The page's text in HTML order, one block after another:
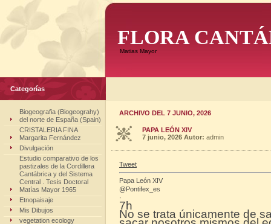
FLORA
Matias Mayor
Categorías
Biogeografia (Biogeograhy)
del norte de España (Spain)
CRISTALERIA FINA
Margarita Fernández
Divulgación
Estudio comparativo de los
pastizales de la Cordillera
Cantábrica y del Sistema
Central . Tesis Doctoral
Matías Mayor 1965
Etnopaisaje
Mis Dibujos
vegetation ecology
ARCHIVO DEL 7 JUNIO, 2026
PAPA LEÓN XIV
7 junio, 2026 Autor: admin
Tweet
Papa León XIV
@Pontifex_es
·
7h
No se trata únicamente de